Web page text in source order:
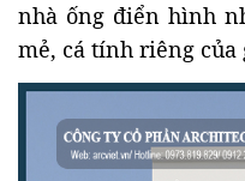
nhà ống điển hình
mẻ, cá tính riêng của